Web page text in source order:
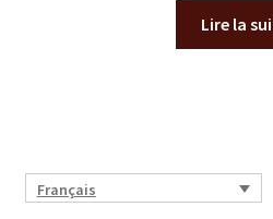
Lire la
Français